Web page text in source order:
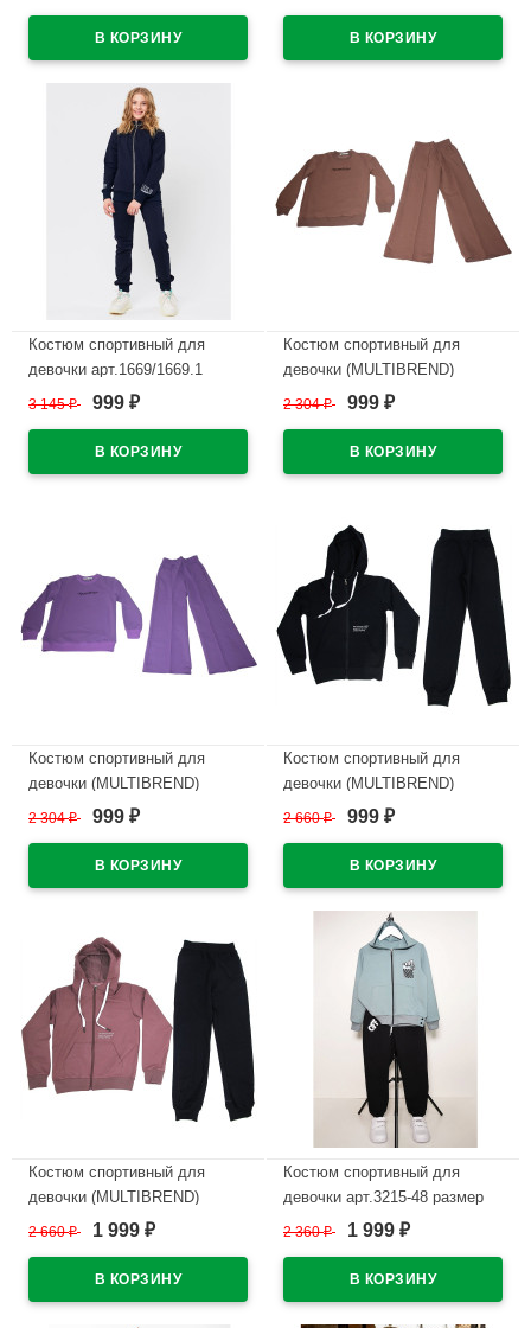
Костюм спортивный для
девочки арт.1669/1669.1
размер 32/128-46/170
3 145₽ 999 ₽
Костюм спортивный для
девочки (MULTIBREND)
арт.472379 размер 36/140-
2 304₽ 999 ₽
Костюм спортивный для
девочки (MULTIBREND)
арт.472379 размер 36/140-
2 304₽ 999 ₽
Костюм спортивный для
девочки (MULTIBREND)
арт.19520A-141 размер
цвет темно-синий
2 660₽ 999 ₽
Костюм спортивный для
девочки (MULTIBREND)
арт.19520B-141 размер
цвет фиолетовый
2 660₽ 1 999 ₽
Костюм спортивный для
девочки арт.3215-48 размер
30/122-36/140 трикотажный
2 360₽ 1 999 ₽